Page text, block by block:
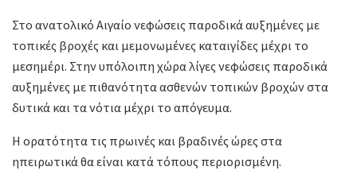
Στο ανατολικό Αιγαίο νεφώσεις παροδικά αυξημένες με
τοπικές βροχές και μεμονωμένες καταιγίδες μέχρι το
μεσημέρι. Στην υπόλοιπη χώρα λίγες νεφώσεις παροδικά
αυξημένες με πιθανότητα ασθενών τοπικών βροχών στα
δυτικά και τα νότια μέχρι το απόγευμα.
Η ορατότητα τις πρωινές και βραδινές ώρες στα
ηπειρωτικά θα είναι κατά τόπους περιορισμένη.